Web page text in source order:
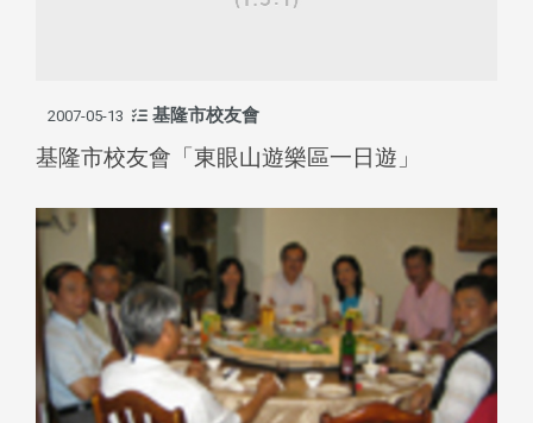
2007-05-13 基隆市校友會
基隆市校友會「東眼山遊樂區一日遊」